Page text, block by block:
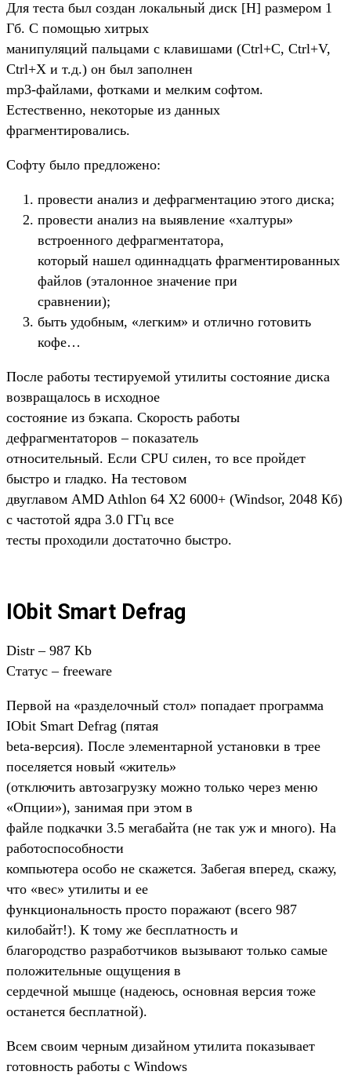
Для теста был создан локальный диск [H] размером 1
Гб. С помощью хитрых
манипуляций пальцами с клавишами (Ctrl+C, Ctrl+V,
Ctrl+X и т.д.) он был заполнен
mp3-файлами, фотками и мелким софтом.
Естественно, некоторые из данных
фрагментировались.
Софту было предложено:
провести анализ и дефрагментацию этого диска;
провести анализ на выявление «халтуры»
встроенного дефрагментатора,
который нашел одиннадцать фрагментированных
файлов (эталонное значение при
сравнении);
быть удобным, «легким» и отлично готовить
кофе…
После работы тестируемой утилиты состояние диска
возвращалось в исходное
состояние из бэкапа. Скорость работы
дефрагментаторов – показатель
относительный. Если CPU силен, то все пройдет
быстро и гладко. На тестовом
двуглавом AMD Athlon 64 X2 6000+ (Windsor, 2048 Кб)
с частотой ядра 3.0 ГГц все
тесты проходили достаточно быстро.
IObit Smart Defrag
Distr – 987 Kb
Статус – freeware
Первой на «разделочный стол» попадает программа
IObit Smart Defrag (пятая
beta-версия). После элементарной установки в трее
поселяется новый «житель»
(отключить автозагрузку можно только через меню
«Опции»), занимая при этом в
файле подкачки 3.5 мегабайта (не так уж и много). На
работоспособности
компьютера особо не скажется. Забегая вперед, скажу,
что «вес» утилиты и ее
функциональность просто поражают (всего 987
килобайт!). К тому же бесплатность и
благородство разработчиков вызывают только самые
положительные ощущения в
сердечной мышце (надеюсь, основная версия тоже
останется бесплатной).
Всем своим черным дизайном утилита показывает
готовность работы с Windows